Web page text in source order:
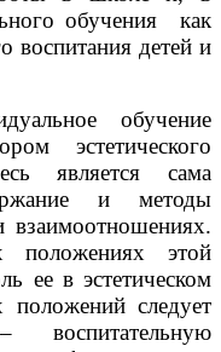
обучения как
воспитания детей и
обучение
эстетического
является сама
и методы
этой
ее в эстетическом
следует
воспитательную